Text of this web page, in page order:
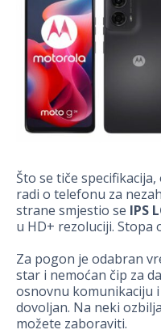
Što se tiče
radi o telefonu za
strane smjestio se IPS
u HD+ rezoluciji. Stopa
Za pogon je odabran
star i nemoćan čip za
osnovnu komunikaciju
dovoljan. Na neki
možete zaboraviti.